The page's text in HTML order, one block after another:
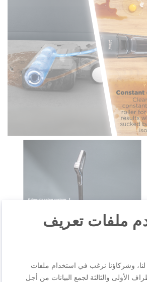
ملفات تعريف
لنا، وشركاؤنا نرغب في استخدام ملفات
الأولى والثالثة لجمع البيانات من أجل